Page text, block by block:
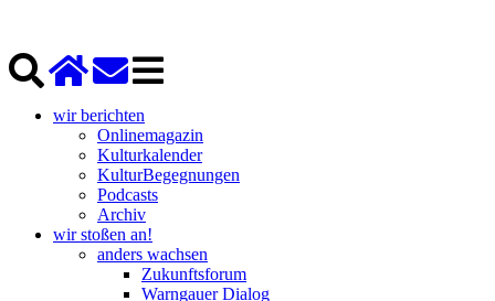
wir berichten
Onlinemagazin
Kulturkalender
KulturBegegnungen
Podcasts
Archiv
wir stoßen an!
anders wachsen
Zukunftsforum
Warngauer Dialog